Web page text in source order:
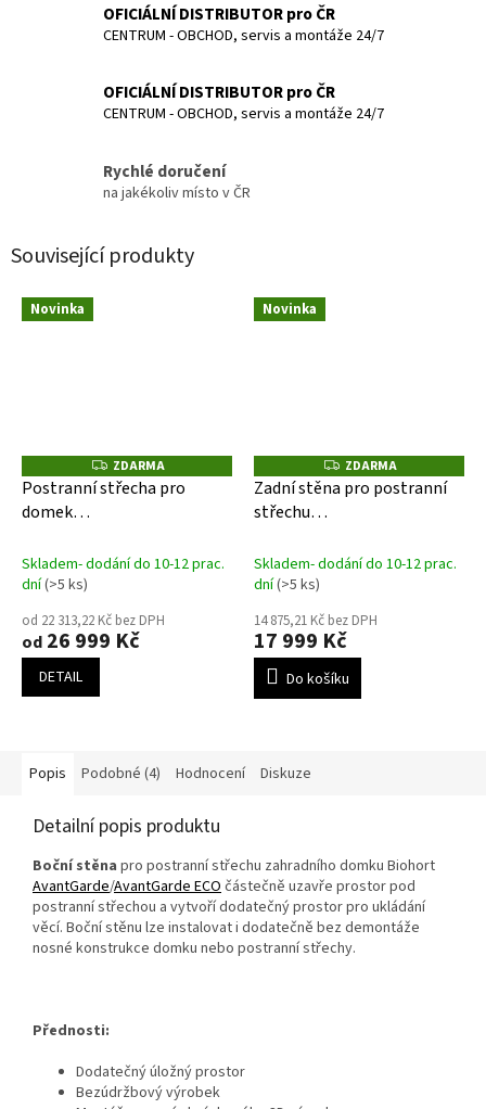
OFICIÁLNÍ DISTRIBUTOR pro ČR
CENTRUM - OBCHOD, servis a montáže 24/7
OFICIÁLNÍ DISTRIBUTOR pro ČR
CENTRUM - OBCHOD, servis a montáže 24/7
Rychlé doručení
na jakékoliv místo v ČR
Související produkty
Novinka
Z
D
A
ZDARMA
Postranní střecha pro
domek
ECO- šedý křemen
Skladem- dodání do 10-12 prac.
dní(>5 ks)
od 22 313,22 Kč bez DPH
od 26 999 Kč
DETAIL
Novinka
Z
D
A
ZDARMA
Zadní stěna pro postranní
střechu
ECO- šedý křemen
Skladem- dodání do 10-12 prac.
dní(>5 ks)
14 875,21 Kč bez DPH
17 999 Kč
Do košíku
Popis Podobné (4) Hodnocení Diskuze
Detailní popis produktu
Boční stěna pro postranní střechu zahradního domku Biohort
AvantGarde/AvantGarde ECO částečně uzavře prostor pod
postranní střechou a vytvoří dodatečný prostor pro ukládání
věcí. Boční stěnu lze instalovat i dodatečně bez demontáže
nosné konstrukce domku nebo postranní střechy.
Přednosti:
Dodatečný úložný prostor
Bezúdržbový výrobek